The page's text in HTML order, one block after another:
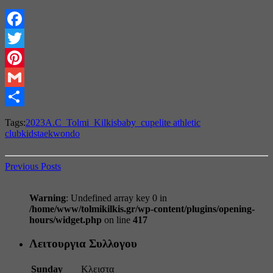
Facebook
Twitter
Pinterest
Gmail
Tags:2023A.C_Tolmi_Kilkisbaby_cupelite athletic
clubkidstaekwondo
Previous Posts
Warning: Undefined array key 0 in
/home/www/tolmikilkis.gr/wp-content/plugins/opening-
hours/widget.php on line 417
Λειτουργια Συλλογου
Sunday Κλειστα